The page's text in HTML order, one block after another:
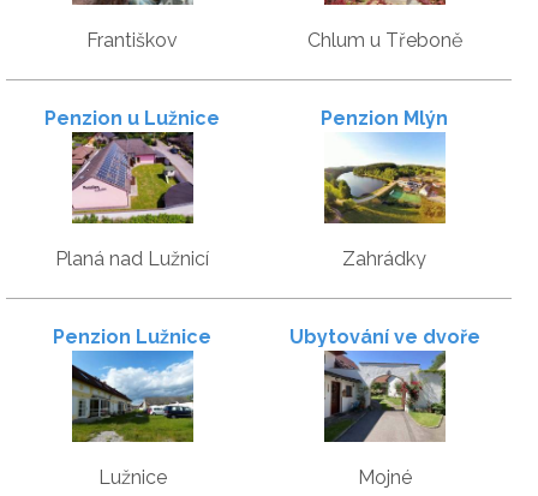
Františkov Chlum u Třeboně
Penzion u Lužnice
Planá nad Lužnicí
Penzion Mlýn
Zahrádky
Penzion Lužnice
Lužnice
Ubytování ve dvoře
Mojné